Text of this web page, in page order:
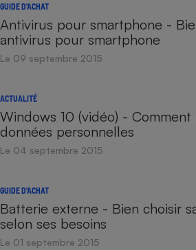
GUIDE D'ACHAT
Antivirus pour smartphone -
antivirus pour smartphone
Le 09 septembre 2015
ACTUALITÉ
Windows 10 (vidéo) -
données personnelles
Le 04 septembre 2015
GUIDE D'ACHAT
Batterie externe - Bien choisir
selon ses besoins
Le 01 septembre 2015